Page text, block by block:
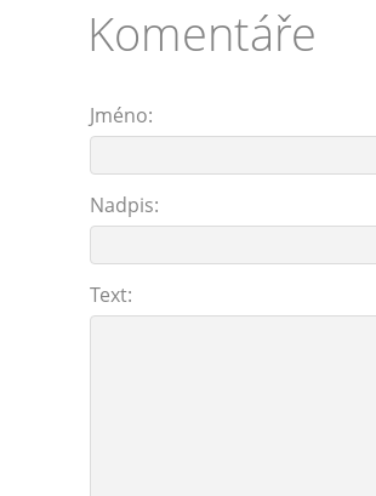
Komentáře
Jméno:
Nadpis:
Text: